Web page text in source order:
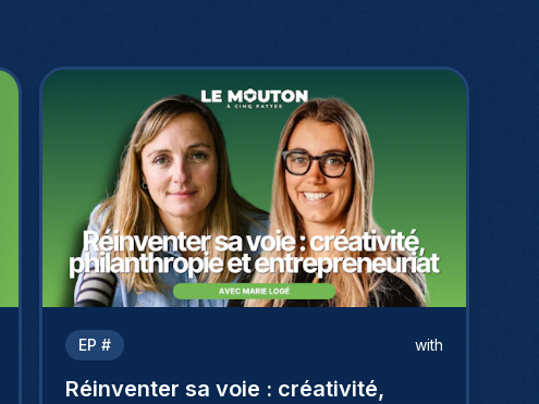
EP # with
Réinventer sa voie : créativité,